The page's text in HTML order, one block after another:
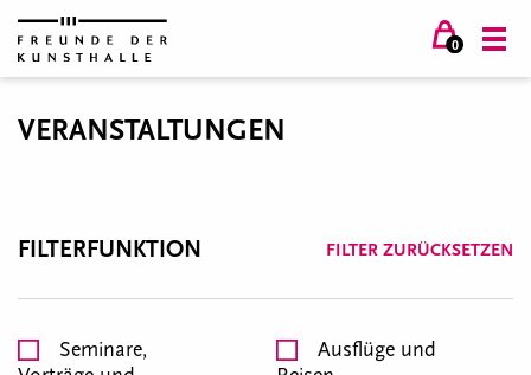
0
VERANSTALTUNGEN
FILTERFUNKTION FILTER ZURÜCKSETZEN
Seminare,
Ausflüge und